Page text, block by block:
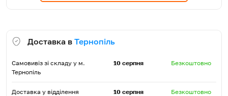
Доставка в Тернопіль
Самовивіз зі складу у м.
Тернопіль
10 серпня Безкоштовно
Доставка у відділення
10 серпня Безкоштовно